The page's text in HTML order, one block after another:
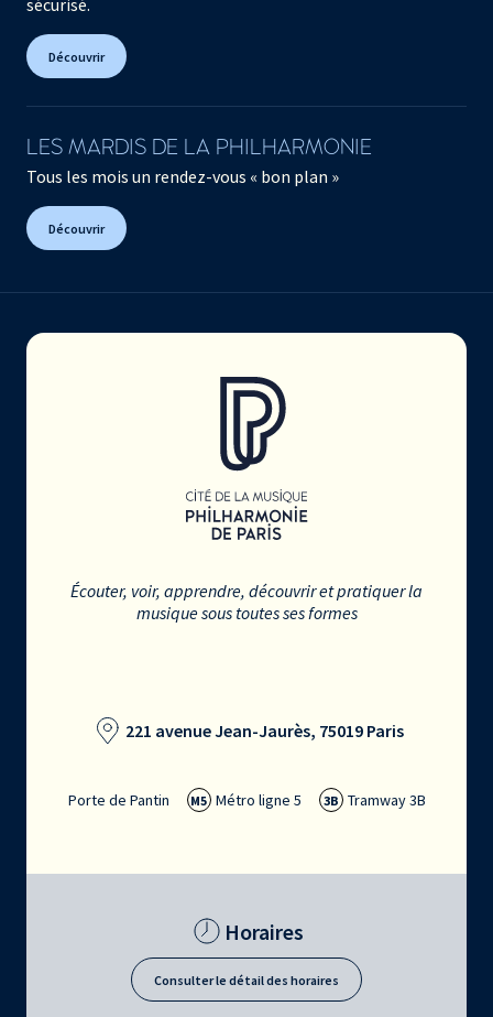
sécurisé.
Découvrir
LES MARDIS DE LA PHILHARMONIE
Tous les mois un rendez-vous « bon plan »
Découvrir
Écouter, voir, apprendre, découvrir et pratiquer la
musique sous toutes ses formes
221 avenue Jean-Jaurès, 75019 Paris
Porte de Pantin M5 Métro ligne 5 3B Tramway 3B
Horaires
Consulter le détail des horaires